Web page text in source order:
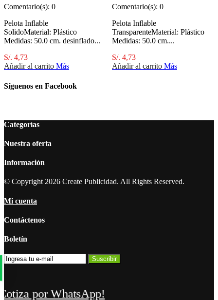
Comentario(s): 0
Pelota Inflable
SolidoMaterial: Plástico
Medidas: 50.0 cm. desinflado...
S/. 4,73
Añadir al carrito Más
Comentario(s): 0
Pelota Inflable
TransparenteMaterial: Plástico
Medidas: 50.0 cm....
S/. 4,73
Añadir al carrito Más
Síguenos en Facebook
Categorías
Nuestra oferta
Información
© Copyright 2026 Create Publicidad. All Rights Reserved.
Mi cuenta
Contáctenos
Boletín
Suscribir
por WhatsApp!